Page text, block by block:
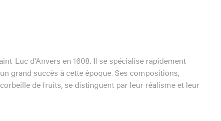
Luc d'Anvers en 1608. Il se spécialise rapidement
grand succès à cette époque. Ses compositions,
de fruits, se distinguent par leur réalisme et leur